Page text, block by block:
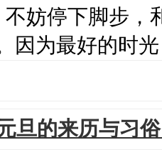
停下脚步，和
因为最好的时
旦的来历与习